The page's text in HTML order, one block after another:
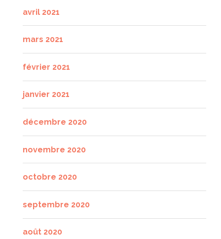
avril 2021
mars 2021
février 2021
janvier 2021
décembre 2020
novembre 2020
octobre 2020
septembre 2020
août 2020